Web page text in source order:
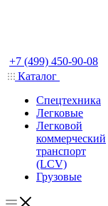
+7 (499) 450-90-08
Каталог
Спецтехника
Легковые
Легковой
коммерческий
транспорт
(LCV)
Грузовые